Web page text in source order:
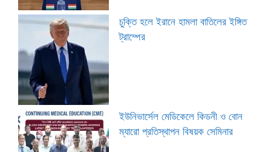
চুক্তি হলে ইরানে হামলা বাতিলের ইঙ্গিত
ট্রাম্পের
ইউনিভার্সেল মেডিকেলে কিডনী ও বোন
ম্যারো প্রতিস্থাপন বিষয়ক সেমিনার